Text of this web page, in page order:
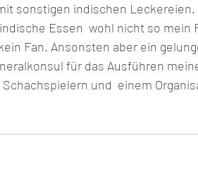
sonstigen indischen Leckereien.
Essen  wohl nicht so mein
Fan. Ansonsten aber ein
für das Ausführen
und  einem